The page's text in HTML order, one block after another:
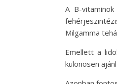
A B-
Milgamma
Emellett a
különösen